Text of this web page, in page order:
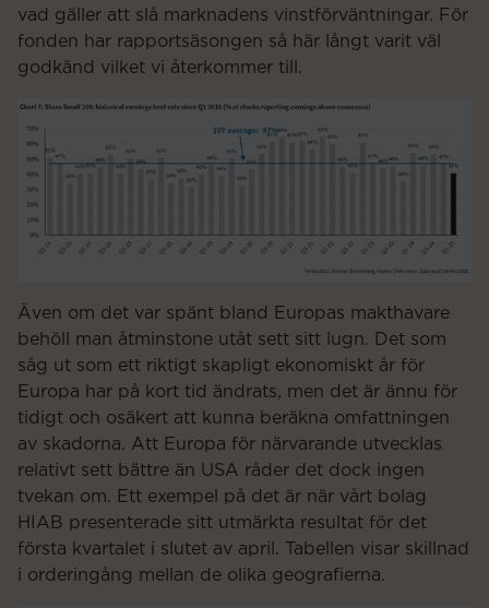
vad gäller att slå marknadens vinstförväntningar. För
fonden har rapportsäsongen så här långt varit väl
godkänd vilket vi återkommer till.
Även om det var spänt bland Europas makthavare
behöll man åtminstone utåt sett sitt lugn. Det som
såg ut som ett riktigt skapligt ekonomiskt år för
Europa har på kort tid ändrats, men det är ännu för
tidigt och osäkert att kunna beräkna omfattningen
av skadorna. Att Europa för närvarande utvecklas
relativt sett bättre än USA råder det dock ingen
tvekan om. Ett exempel på det är när vårt bolag
HIAB presenterade sitt utmärkta resultat för det
första kvartalet i slutet av april. Tabellen visar skillnad
i orderingång mellan de olika geografierna.